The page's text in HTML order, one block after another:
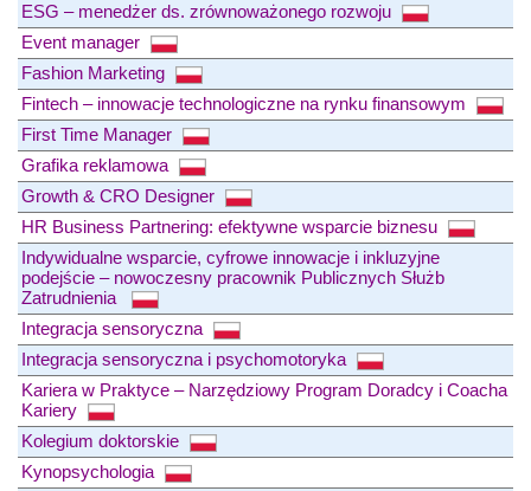
ESG – menedżer ds. zrównoważonego rozwoju
Event manager
Fashion Marketing
Fintech – innowacje technologiczne na rynku finansowym
First Time Manager
Grafika reklamowa
Growth & CRO Designer
HR Business Partnering: efektywne wsparcie biznesu
Indywidualne wsparcie, cyfrowe innowacje i inkluzyjne
podejście – nowoczesny pracownik Publicznych Służb
Zatrudnienia
Integracja sensoryczna
Integracja sensoryczna i psychomotoryka
Kariera w Praktyce – Narzędziowy Program Doradcy i Coacha
Kariery
Kolegium doktorskie
Kynopsychologia